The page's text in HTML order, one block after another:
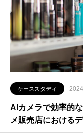
ケーススタディ
AIカメラで効率的
メ販売店における